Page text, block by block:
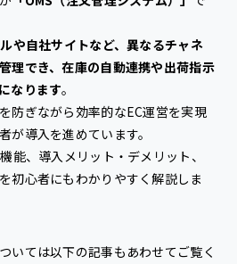
や自社サイトなど、異なるチャネ
理でき、在庫の自動連携や出荷指示
なります。
防ぎながら効率的なEC運営を実現
が導入を進めています。
能、導入メリット・デメリット、
初心者にもわかりやすく解説しま
いては以下の記事もあわせてご覧く